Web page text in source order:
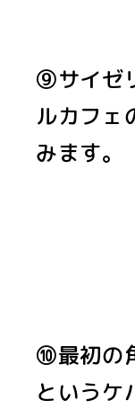
⑨サイゼ
ルカフェ
みます。
⑩最初の
というケ